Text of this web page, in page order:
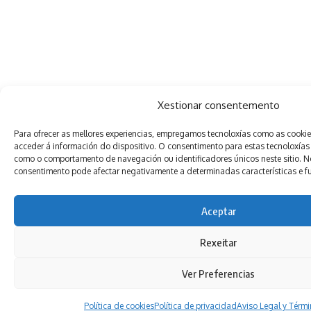
Xestionar consentemento
Para ofrecer as mellores experiencias, empregamos tecnoloxías como as
acceder á información do dispositivo. O consentimento para estas
como o comportamento de navegación ou identificadores únicos neste sitio.
consentimento pode afectar negativamente a determinadas características e
Aceptar
Rexeitar
Ver Preferencias
Política de cookiesPolítica de privacidadAviso Legal y